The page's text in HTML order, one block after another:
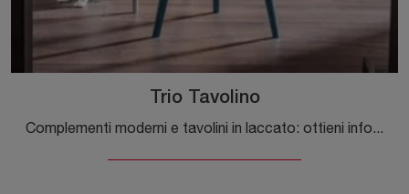
Trio Tavolino
Complementi moderni e tavolini in laccato: ottieni informazioni sul modello Trio Tavolino di Novamobili e potrai valorizzare i tuoi interni.